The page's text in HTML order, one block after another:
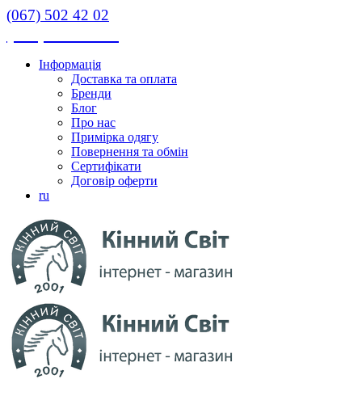
(067) 502 42 02
Інформація
Доставка та оплата
Бренди
Блог
Про нас
Примірка одягу
Повернення та обмін
Сертифікати
Договір оферти
ru